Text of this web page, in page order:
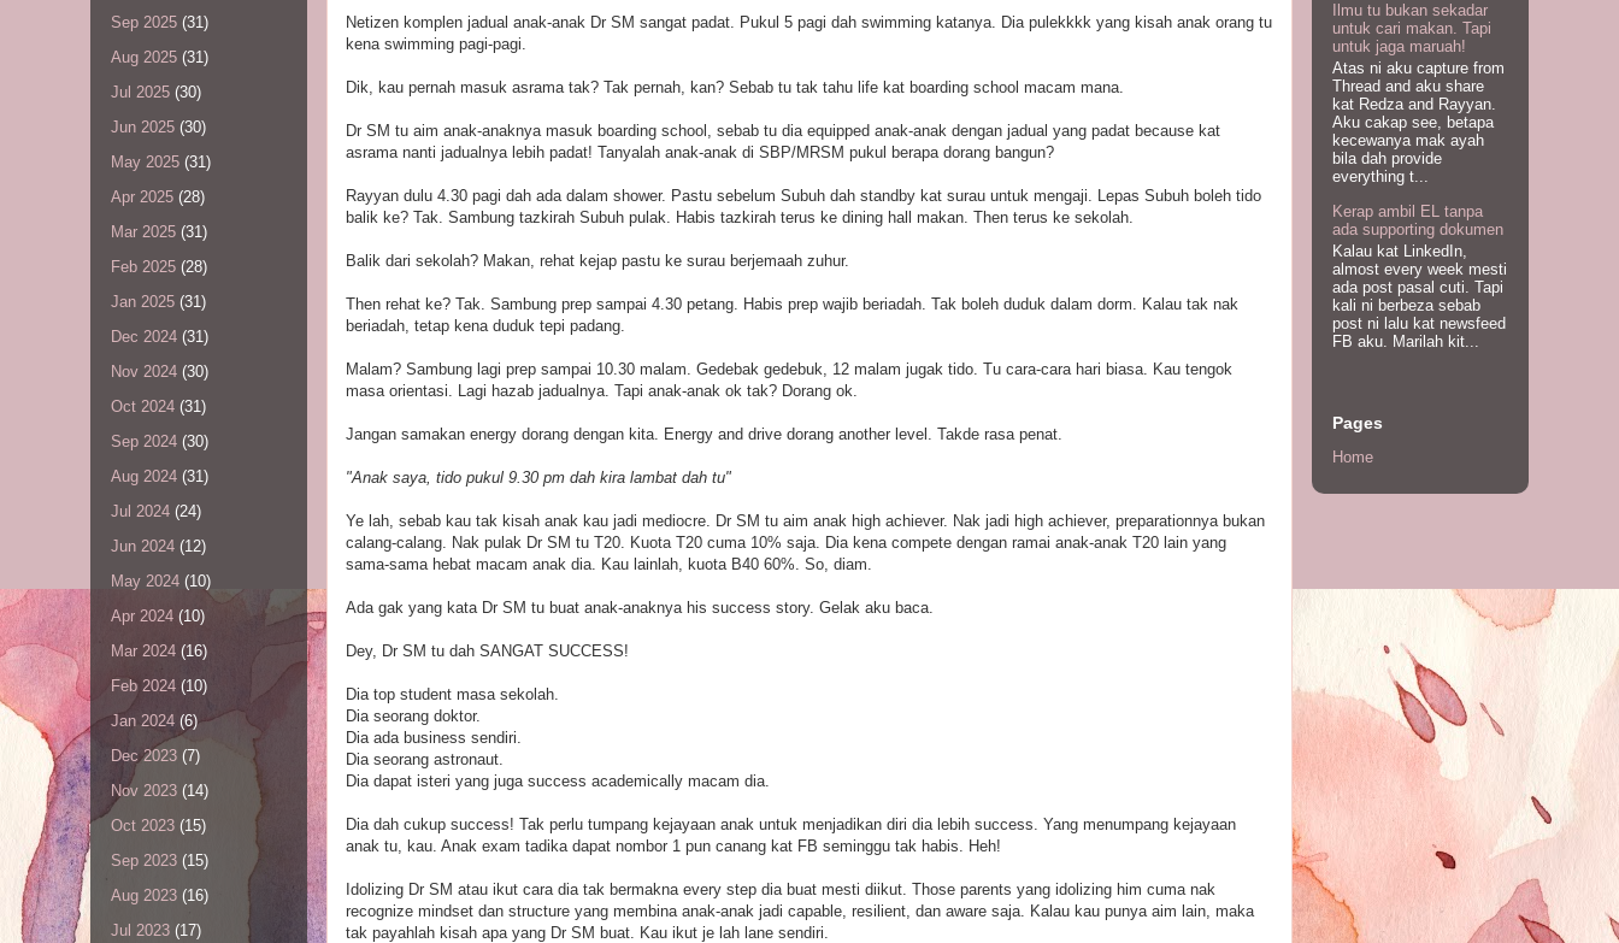
Netizen komplen jadual anak-anak Dr SM sangat padat. Pukul 5 pagi dah swimming katanya. Dia pulekkkk yang kisah anak orang tu
kena swimming pagi-pagi.
Dik, kau pernah masuk asrama tak? Tak pernah, kan? Sebab tu tak tahu life kat boarding school macam mana.
Dr SM tu aim anak-anaknya masuk boarding school, sebab tu dia equipped anak-anak dengan jadual yang padat because kat
asrama nanti jadualnya lebih padat! Tanyalah anak-anak di SBP/MRSM pukul berapa dorang bangun?
Rayyan dulu 4.30 pagi dah ada dalam shower. Pastu sebelum Subuh dah standby kat surau untuk mengaji. Lepas Subuh boleh tido
balik ke? Tak. Sambung tazkirah Subuh pulak. Habis tazkirah terus ke dining hall makan. Then terus ke sekolah.
Balik dari sekolah? Makan, rehat kejap pastu ke surau berjemaah zuhur.
Then rehat ke? Tak. Sambung prep sampai 4.30 petang. Habis prep wajib beriadah. Tak boleh duduk dalam dorm. Kalau tak nak
beriadah, tetap kena duduk tepi padang.
Malam? Sambung lagi prep sampai 10.30 malam. Gedebak gedebuk, 12 malam jugak tido. Tu cara-cara hari biasa. Kau tengok
masa orientasi. Lagi hazab jadualnya. Tapi anak-anak ok tak? Dorang ok.
Jangan samakan energy dorang dengan kita. Energy and drive dorang another level. Takde rasa penat.
"Anak saya, tido pukul 9.30 pm dah kira lambat dah tu"
Ye lah, sebab kau tak kisah anak kau jadi mediocre. Dr SM tu aim anak high achiever. Nak jadi high achiever, preparationnya bukan
calang-calang. Nak pulak Dr SM tu T20. Kuota T20 cuma 10% saja. Dia kena compete dengan ramai anak-anak T20 lain yang
sama-sama hebat macam anak dia. Kau lainlah, kuota B40 60%. So, diam.
Ada gak yang kata Dr SM tu buat anak-anaknya his success story. Gelak aku baca.
Dey, Dr SM tu dah SANGAT SUCCESS!
Dia top student masa sekolah.
Dia seorang doktor.
Dia ada business sendiri.
Dia seorang astronaut.
Dia dapat isteri yang juga success academically macam dia.
Dia dah cukup success! Tak perlu tumpang kejayaan anak untuk menjadikan diri dia lebih success. Yang menumpang kejayaan
anak tu, kau. Anak exam tadika dapat nombor 1 pun canang kat FB seminggu tak habis. Heh!
Idolizing Dr SM atau ikut cara dia tak bermakna every step dia buat mesti diikut. Those parents yang idolizing him cuma nak
recognize mindset dan structure yang membina anak-anak jadi capable, resilient, dan aware saja. Kalau kau punya aim lain, maka
tak payahlah kisah apa yang Dr SM buat. Kau ikut je lah lane sendiri.
Sep 2025 (31)
Aug 2025 (31)
Jul 2025 (30)
Jun 2025 (30)
May 2025 (31)
Apr 2025 (28)
Mar 2025 (31)
Feb 2025 (28)
Jan 2025 (31)
Dec 2024 (31)
Nov 2024 (30)
Oct 2024 (31)
Sep 2024 (30)
Aug 2024 (31)
Jul 2024 (24)
Jun 2024 (12)
May 2024 (10)
Apr 2024 (10)
Mar 2024 (16)
Feb 2024 (10)
Jan 2024 (6)
Dec 2023 (7)
Nov 2023 (14)
Oct 2023 (15)
Sep 2023 (15)
Aug 2023 (16)
Jul 2023 (17)
Ilmu tu bukan sekadar
untuk cari makan. Tapi
untuk jaga maruah!
Atas ni aku capture from
Thread and aku share
kat Redza and Rayyan.
Aku cakap see, betapa
kecewanya mak ayah
bila dah provide
everything t...
Kerap ambil EL tanpa
ada supporting dokumen
Kalau kat LinkedIn,
almost every week mesti
ada post pasal cuti. Tapi
kali ni berbeza sebab
post ni lalu kat newsfeed
FB aku. Marilah kit...
Pages
Home